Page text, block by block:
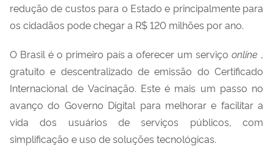
redução de custos para o Estado e principalmente para
os cidadãos pode chegar a R$ 120 milhões por ano.
O Brasil é o primeiro país a oferecer um serviçoonline ,
gratuito e descentralizado de emissão do Certificado
Internacional de Vacinação. Este é mais um passo no
avanço do Governo Digital para melhorar e facilitar a
vida dos usuários de serviços públicos, com
simplificação e uso de soluções tecnológicas.